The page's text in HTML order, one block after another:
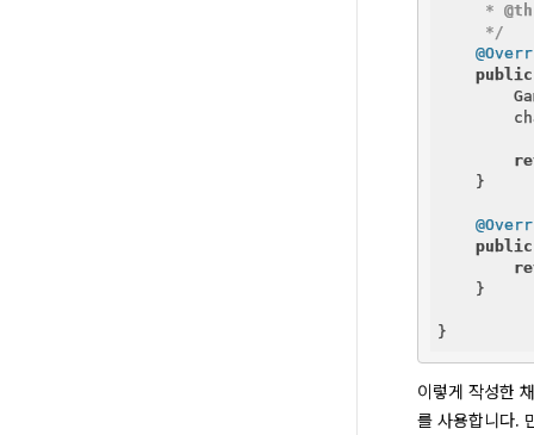
     *
     */
public
    }
public
    }
이렇게 작성한
를 사용합니다.